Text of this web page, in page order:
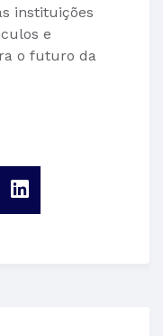
instituições
e
o futuro da